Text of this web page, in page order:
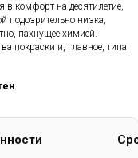
в комфорт на десятилетие,
подозрительно низка,
пахнущее химией.
покраски и, главное, типа